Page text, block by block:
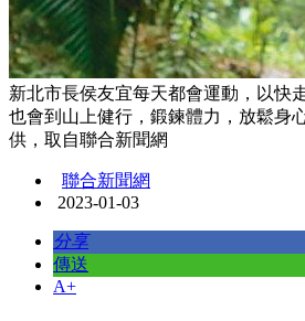
新北市長侯友宜每天都會運動，以快
也會到山上健行，鍛鍊體力，放鬆身
供，取自聯合新聞網
聯合新聞網
2023-01-03
分享
傳送
A+